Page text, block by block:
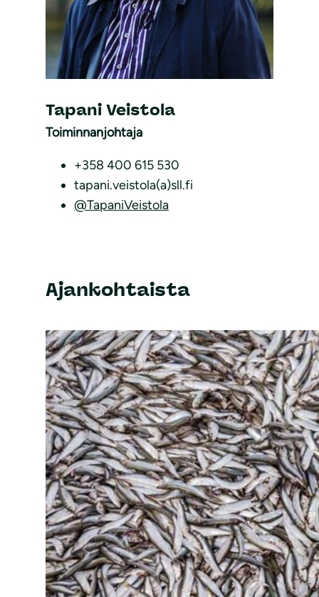
Toiminnanjohtaja
Tapani Veistola
+358 400 615 530
tapani.veistola(a)sll.fi
@TapaniVeistola
Ajankohtaista